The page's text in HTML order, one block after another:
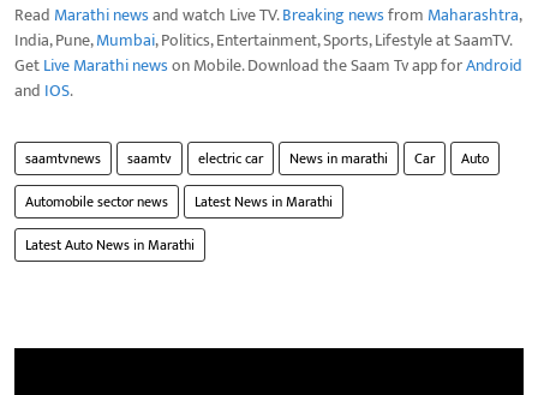
Read Marathi newsand watch Live TV.Breaking newsfrom Maharashtra,
India, Pune,Mumbai, Politics, Entertainment, Sports, Lifestyle at SaamTV.
GetLive Marathi newson Mobile. Download the Saam Tv app forAndroid
and IOS.
saamtvnews saamtv electric car News in marathi Car
Auto
Automobile sector news
Latest News in Marathi
Latest Auto News in Marathi